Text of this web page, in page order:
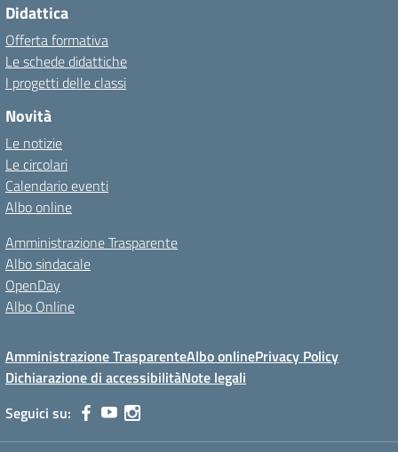
Didattica
Offerta formativa
Le schede didattiche
I progetti delle classi
Novità
Le notizie
Le circolari
Calendario eventi
Albo online
Amministrazione Trasparente
Albo sindacale
OpenDay
Albo Online
Amministrazione TrasparenteAlbo onlinePrivacy Policy
Dichiarazione di accessibilitàNote legali
Seguici su: